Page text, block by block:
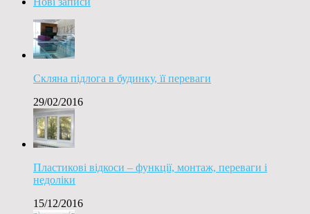
Скляна підлога в будинку, її переваги
29/02/2016
Пластикові відкоси – функції, монтаж, переваги і
недоліки
15/12/2016